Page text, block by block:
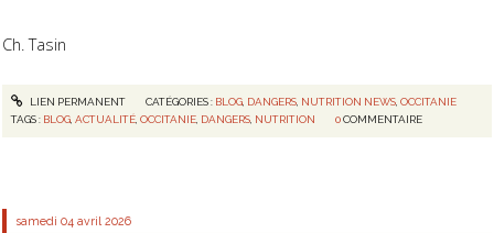
Ch. Tasin
LIEN PERMANENT CATÉGORIES : BLOG, DANGERS, NUTRITION NEWS, OCCITANIE
TAGS : BLOG ,ACTUALITÉ ,OCCITANIE DANGERS NUTRITION 0 COMMENTAIRE
samedi 04 avril 2026